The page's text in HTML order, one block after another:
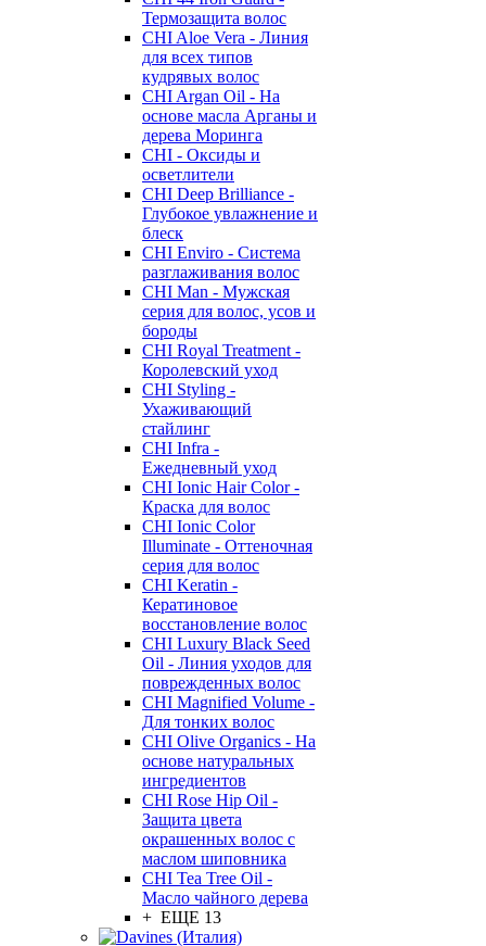
Термозащита волос
CHI Aloe Vera - Линия
для всех типов
кудрявых волос
CHI Argan Oil - На
основе масла Арганы и
дерева Моринга
CHI - Оксиды и
осветлители
CHI Deep Brilliance -
Глубокое увлажнение и
блеск
CHI Enviro - Система
разглаживания волос
CHI Man - Мужская
серия для волос, усов и
бороды
CHI Royal Treatment -
Королевский уход
CHI Styling -
Ухаживающий
стайлинг
CHI Infra -
Ежедневный уход
CHI Ionic Hair Color -
Краска для волос
CHI Ionic Color
Illuminate - Оттеночная
серия для волос
CHI Keratin -
Кератиновое
восстановление волос
CHI Luxury Black Seed
Oil - Линия уходов для
поврежденных волос
CHI Magnified Volume -
Для тонких волос
CHI Olive Organics - На
основе натуральных
ингредиентов
CHI Rose Hip Oil -
Защита цвета
окрашенных волос с
маслом шиповника
CHI Tea Tree Oil -
Масло чайного дерева
+ ЕЩЕ 13